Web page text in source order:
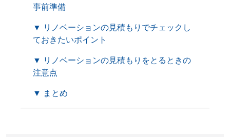
事前準備
▼ リノベーションの見積もりでチェックし
ておきたいポイント
▼ リノベーションの見積もりをとるときの
注意点
▼ まとめ